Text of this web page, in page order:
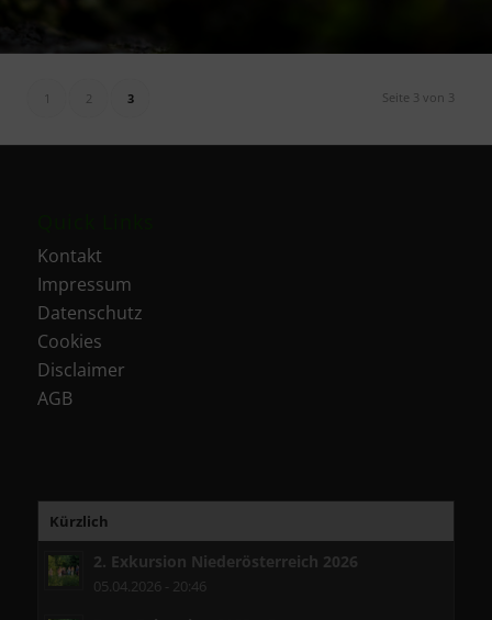
Seite 3 von 3
1 2 3
Kontakt
Impressum
Datenschutz
Cookies
Disclaimer
AGB
Kürzlich
2. Exkursion Niederösterreich 2026
05.04.2026 - 20:46